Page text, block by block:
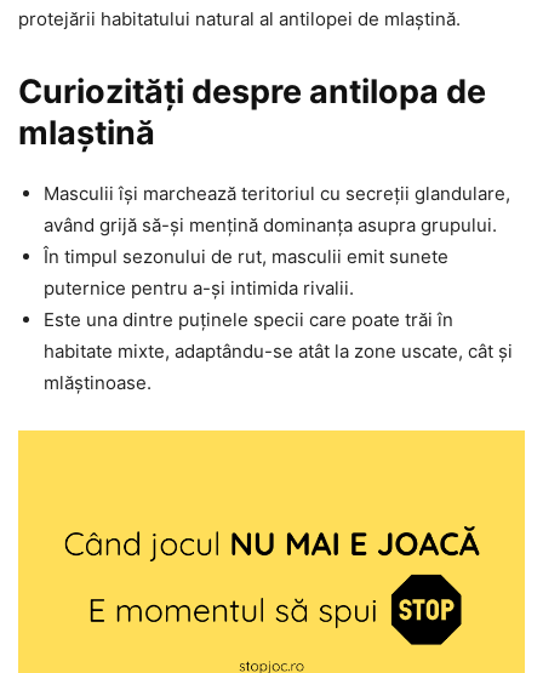
protejării habitatului natural al antilopei de mlaștină.
Curiozități despre antilopa de
mlaștină
Masculii își marchează teritoriul cu secreții glandulare,
având grijă să-și mențină dominanța asupra grupului.
În timpul sezonului de rut, masculii emit sunete
puternice pentru a-și intimida rivalii.
Este una dintre puținele specii care poate trăi în
habitate mixte, adaptându-se atât la zone uscate, cât și
mlăștinoase.